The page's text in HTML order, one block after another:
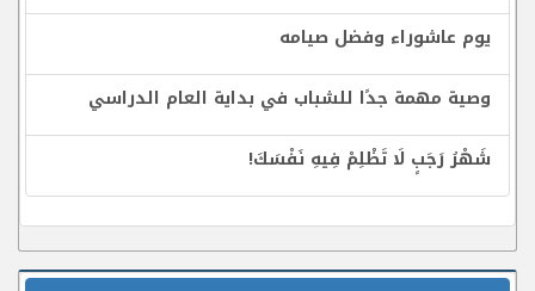
يوم عاشوراء وفضل صيامه
وصية مهمة جدًا للشباب في بداية العام الدراسي
شَهْرُ رَجَبٍ لَا تَظْلِمْ فِيهِ نَفْسَكَ!